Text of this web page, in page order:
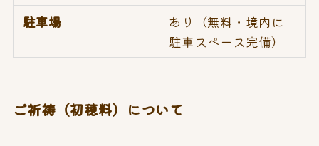
駐車場
あり（無料・境内に
駐車スペース完備）
ご祈祷（初穂料）について